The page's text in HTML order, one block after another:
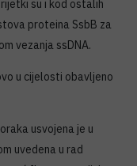
su i kod ostalih
proteina SsbB za
vezanja ssDNA.
u cijelosti obavljeno
usvojena je u
uvedena u rad